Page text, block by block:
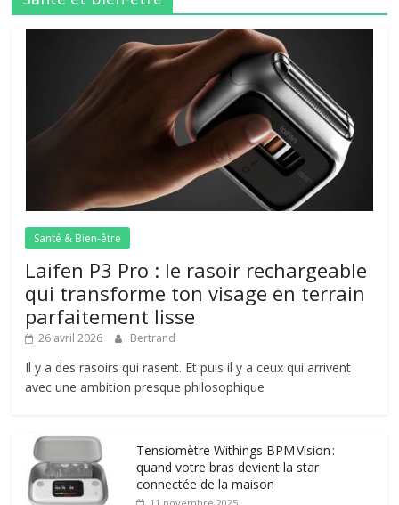
Santé & Bien-être
Laifen P3 Pro : le rasoir rechargeable
qui transforme ton visage en terrain
parfaitement lisse
26 avril 2026 Bertrand
Il y a des rasoirs qui rasent. Et puis il y a ceux qui arrivent
avec une ambition presque philosophique
Tensiomètre Withings BPM Vision :
quand votre bras devient la star
connectée de la maison